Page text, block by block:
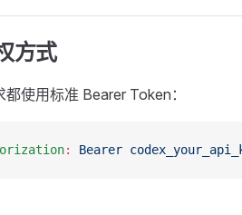
方式
都使用标准 Bearer Token：
: Bearer